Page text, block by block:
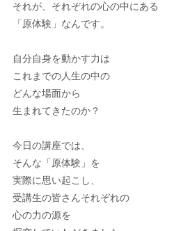
それが、それぞれの心の中にある
「原体験」なんです。
自分自身を動かす力は
これまでの人生の中の
どんな場面から
生まれてきたのか？
今日の講座では、
そんな「原体験」を
実際に思い起こし、
受講生の皆さんそれぞれの
心の力の源を